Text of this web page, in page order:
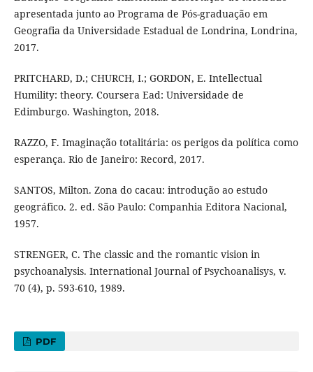
apresentada junto ao Programa de Pós-graduação em
Geografia da Universidade Estadual de Londrina, Londrina,
2017.
PRITCHARD, D.; CHURCH, I.; GORDON, E. Intellectual
Humility: theory. Coursera Ead: Universidade de
Edimburgo. Washington, 2018.
RAZZO, F. Imaginação totalitária: os perigos da política como
esperança. Rio de Janeiro: Record, 2017.
SANTOS, Milton. Zona do cacau: introdução ao estudo
geográfico. 2. ed. São Paulo: Companhia Editora Nacional,
1957.
STRENGER, C. The classic and the romantic vision in
psychoanalysis. International Journal of Psychoanalisys, v.
70 (4), p. 593-610, 1989.
PDF